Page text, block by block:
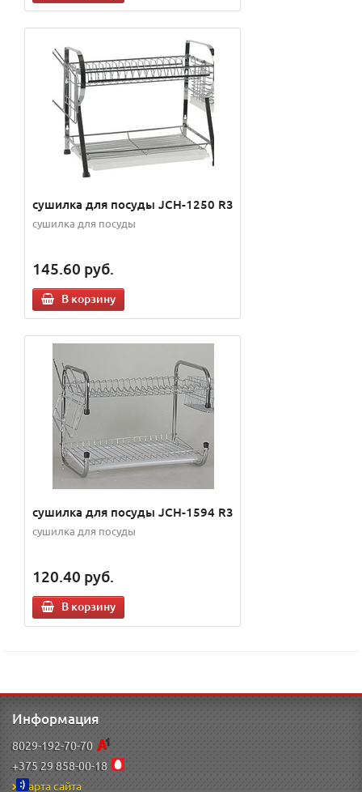
сушилка для посуды JCH-1250 R3
сушилка для посуды
145.60 руб.
В корзину
сушилка для посуды JCH-1594 R3
сушилка для посуды
120.40 руб.
В корзину
Информация
8029-192-70-70
+375 29 858-00-18
Карта сайта